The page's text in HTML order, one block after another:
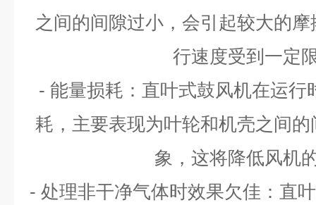
之间的间隙过小，会引起较大的
行速度受到一定
- 能量损耗：直叶式鼓风机在运行
耗，主要表现为叶轮和机壳之间
象，这将降低风机
- 处理非干净气体时效果欠佳：直